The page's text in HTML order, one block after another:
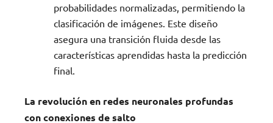
probabilidades normalizadas, permitiendo la
clasificación de imágenes. Este diseño
asegura una transición fluida desde las
características aprendidas hasta la predicción
final.
La revolución en redes neuronales profundas
con conexiones de salto